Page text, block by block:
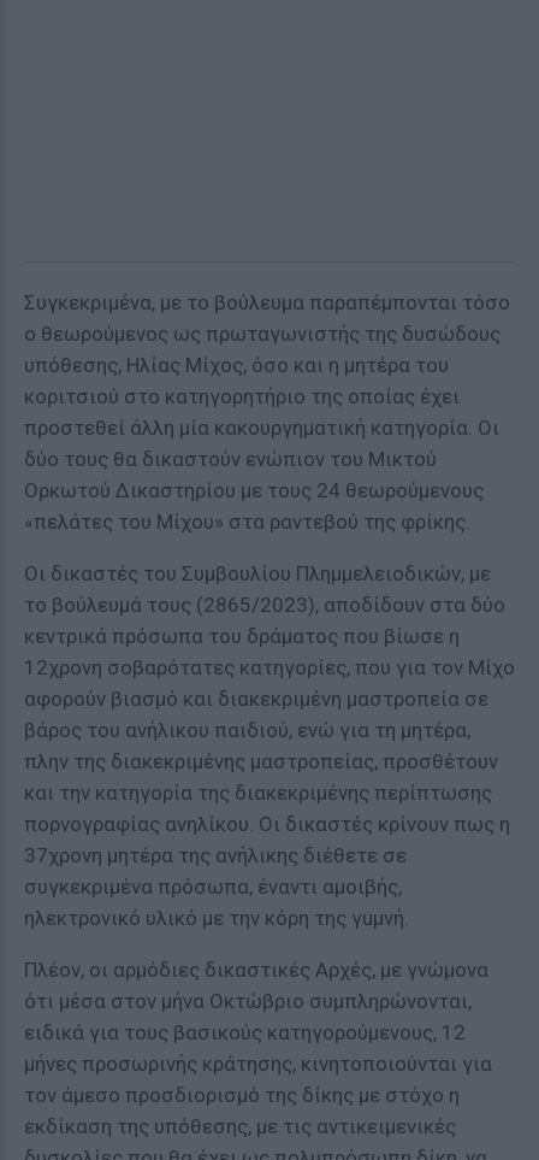
Συγκεκριμένα, με το βούλευμα παραπέμπονται τόσο
ο θεωρούμενος ως πρωταγωνιστής της δυσώδους
υπόθεσης, Ηλίας Μίχος, όσο και η μητέρα του
κοριτσιού στο κατηγορητήριο της οποίας έχει
προστεθεί άλλη μία κακουργηματική κατηγορία. Οι
δύο τους θα δικαστούν ενώπιον του Μικτού
Ορκωτού Δικαστηρίου με τους 24 θεωρούμενους
«πελάτες του Μίχου» στα ραντεβού της φρίκης.
Οι δικαστές του Συμβουλίου Πλημμελειοδικών, με
το βούλευμά τους (2865/2023), αποδίδουν στα δύο
κεντρικά πρόσωπα του δράματος που βίωσε η
12χρονη σοβαρότατες κατηγορίες, που για τον Μίχο
αφορούν βιασμό και διακεκριμένη μαστροπεία σε
βάρος του ανήλικου παιδιού, ενώ για τη μητέρα,
πλην της διακεκριμένης μαστροπείας, προσθέτουν
και την κατηγορία της διακεκριμένης περίπτωσης
πορνογραφίας ανηλίκου. Οι δικαστές κρίνουν πως η
37χρονη μητέρα της ανήλικης διέθετε σε
συγκεκριμένα πρόσωπα, έναντι αμοιβής,
ηλεκτρονικό υλικό με την κόρη της γuμνή.
Πλέον, οι αρμόδιες δικαστικές Αρχές, με γνώμονα
ότι μέσα στον μήνα Οκτώβριο συμπληρώνονται,
ειδικά για τους βασικούς κατηγορούμενους, 12
μήνες προσωρινής κράτησης, κινητοποιούνται για
τον άμεσο προσδιορισμό της δίκης με στόχο η
εκδίκαση της υπόθεσης, με τις αντικειμενικές